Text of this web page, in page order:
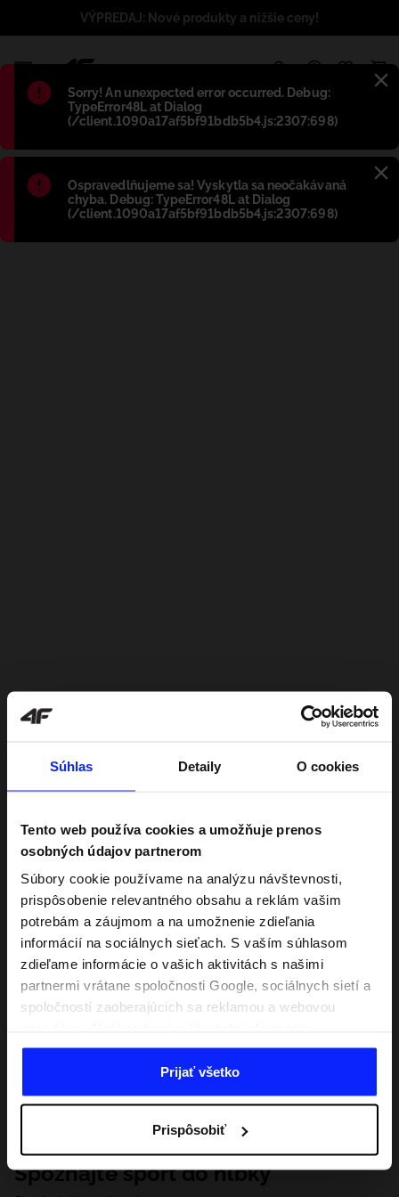
Súhlas Detaily O cookies
Tento web používa cookies a umožňuje prenos
osobných údajov partnerom
Súbory cookie používame na analýzu návštevnosti,
prispôsobenie relevantného obsahu a reklám vašim
potrebám a záujmom a na umožnenie zdieľania
informácií na sociálnych sieťach. S vaším súhlasom
zdieľame informácie o vašich aktivitách s našimi
partnermi vrátane spoločnosti Google, sociálnych sietí a
spoločností zaoberajúcich sa reklamou a webovou
kombinovať s inými, ktoré poskytnete mimo tejto
webovej stránky, ako aj s údajmi, ktoré získajú v
dôsledku vášho používania ich služieb. S vaším
našim partnerom, aby sme zacielili a zlepšili spôsob
zobrazovania online reklamy, vykonali analytický
prieskum, upravili obsah a zlepšili riešenia ponúkané
Prijať všetko
Prispôsobiť
Błąd:
Sorry! An unexpected error occurred. Debug:
TypeError48L at Dialog
(/client.1090a17af5bf91bdb5b4.js:2307:698)
Błąd:
Ospravedlňujeme sa! Vyskytla sa neočakávaná
chyba. Debug: TypeError48L at Dialog
(/client.1090a17af5bf91bdb5b4.js:2307:698)
VÝPREDAJ: Nové produkty a nižšie ceny!
Spoznajte šport do hĺbky